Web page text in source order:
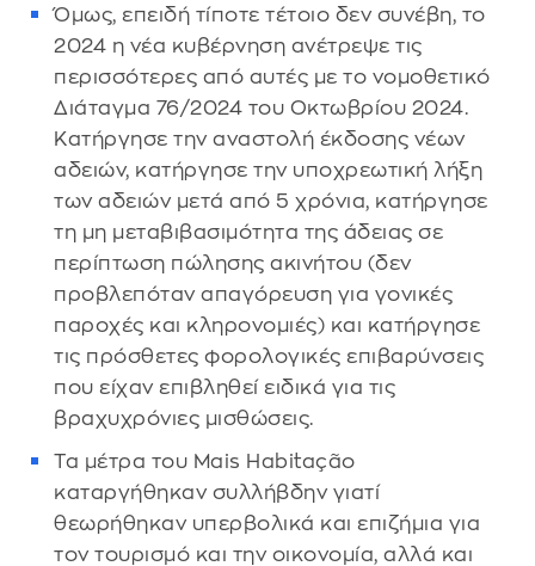
Όμως, επειδή τίποτε τέτοιο δεν συνέβη, το
2024 η νέα κυβέρνηση ανέτρεψε τις
περισσότερες από αυτές με το νομοθετικό
Διάταγμα 76/2024 του Οκτωβρίου 2024.
Κατήργησε την αναστολή έκδοσης νέων
αδειών, κατήργησε την υποχρεωτική λήξη
των αδειών μετά από 5 χρόνια, κατήργησε
τη μη μεταβιβασιμότητα της άδειας σε
περίπτωση πώλησης ακινήτου (δεν
προβλεπόταν απαγόρευση για γονικές
παροχές και κληρονομιές) και κατήργησε
τις πρόσθετες φορολογικές επιβαρύνσεις
που είχαν επιβληθεί ειδικά για τις
βραχυχρόνιες μισθώσεις.
Τα μέτρα του Mais Habitação
καταργήθηκαν συλλήβδην γιατί
θεωρήθηκαν υπερβολικά και επιζήμια για
τον τουρισμό και την οικονομία, αλλά και